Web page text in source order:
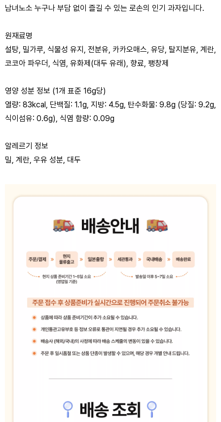
남녀노소 누구나 부담 없이 즐길 수 있는 로손의 인기 과자입니다.
원재료명
설탕, 밀가루, 식물성 유지, 전분유, 카카오매스, 유당, 탈지분유, 계란,
코코아 파우더, 식염, 유화제(대두 유래), 향료, 팽창제
영양 성분 정보 (1개 표준 16g당)
열량: 83kcal, 단백질: 1.1g, 지방: 4.5g, 탄수화물: 9.8g (당질: 9.2g,
식이섬유: 0.6g), 식염 함량: 0.09g
알레르기 정보
밀, 계란, 우유 성분, 대두